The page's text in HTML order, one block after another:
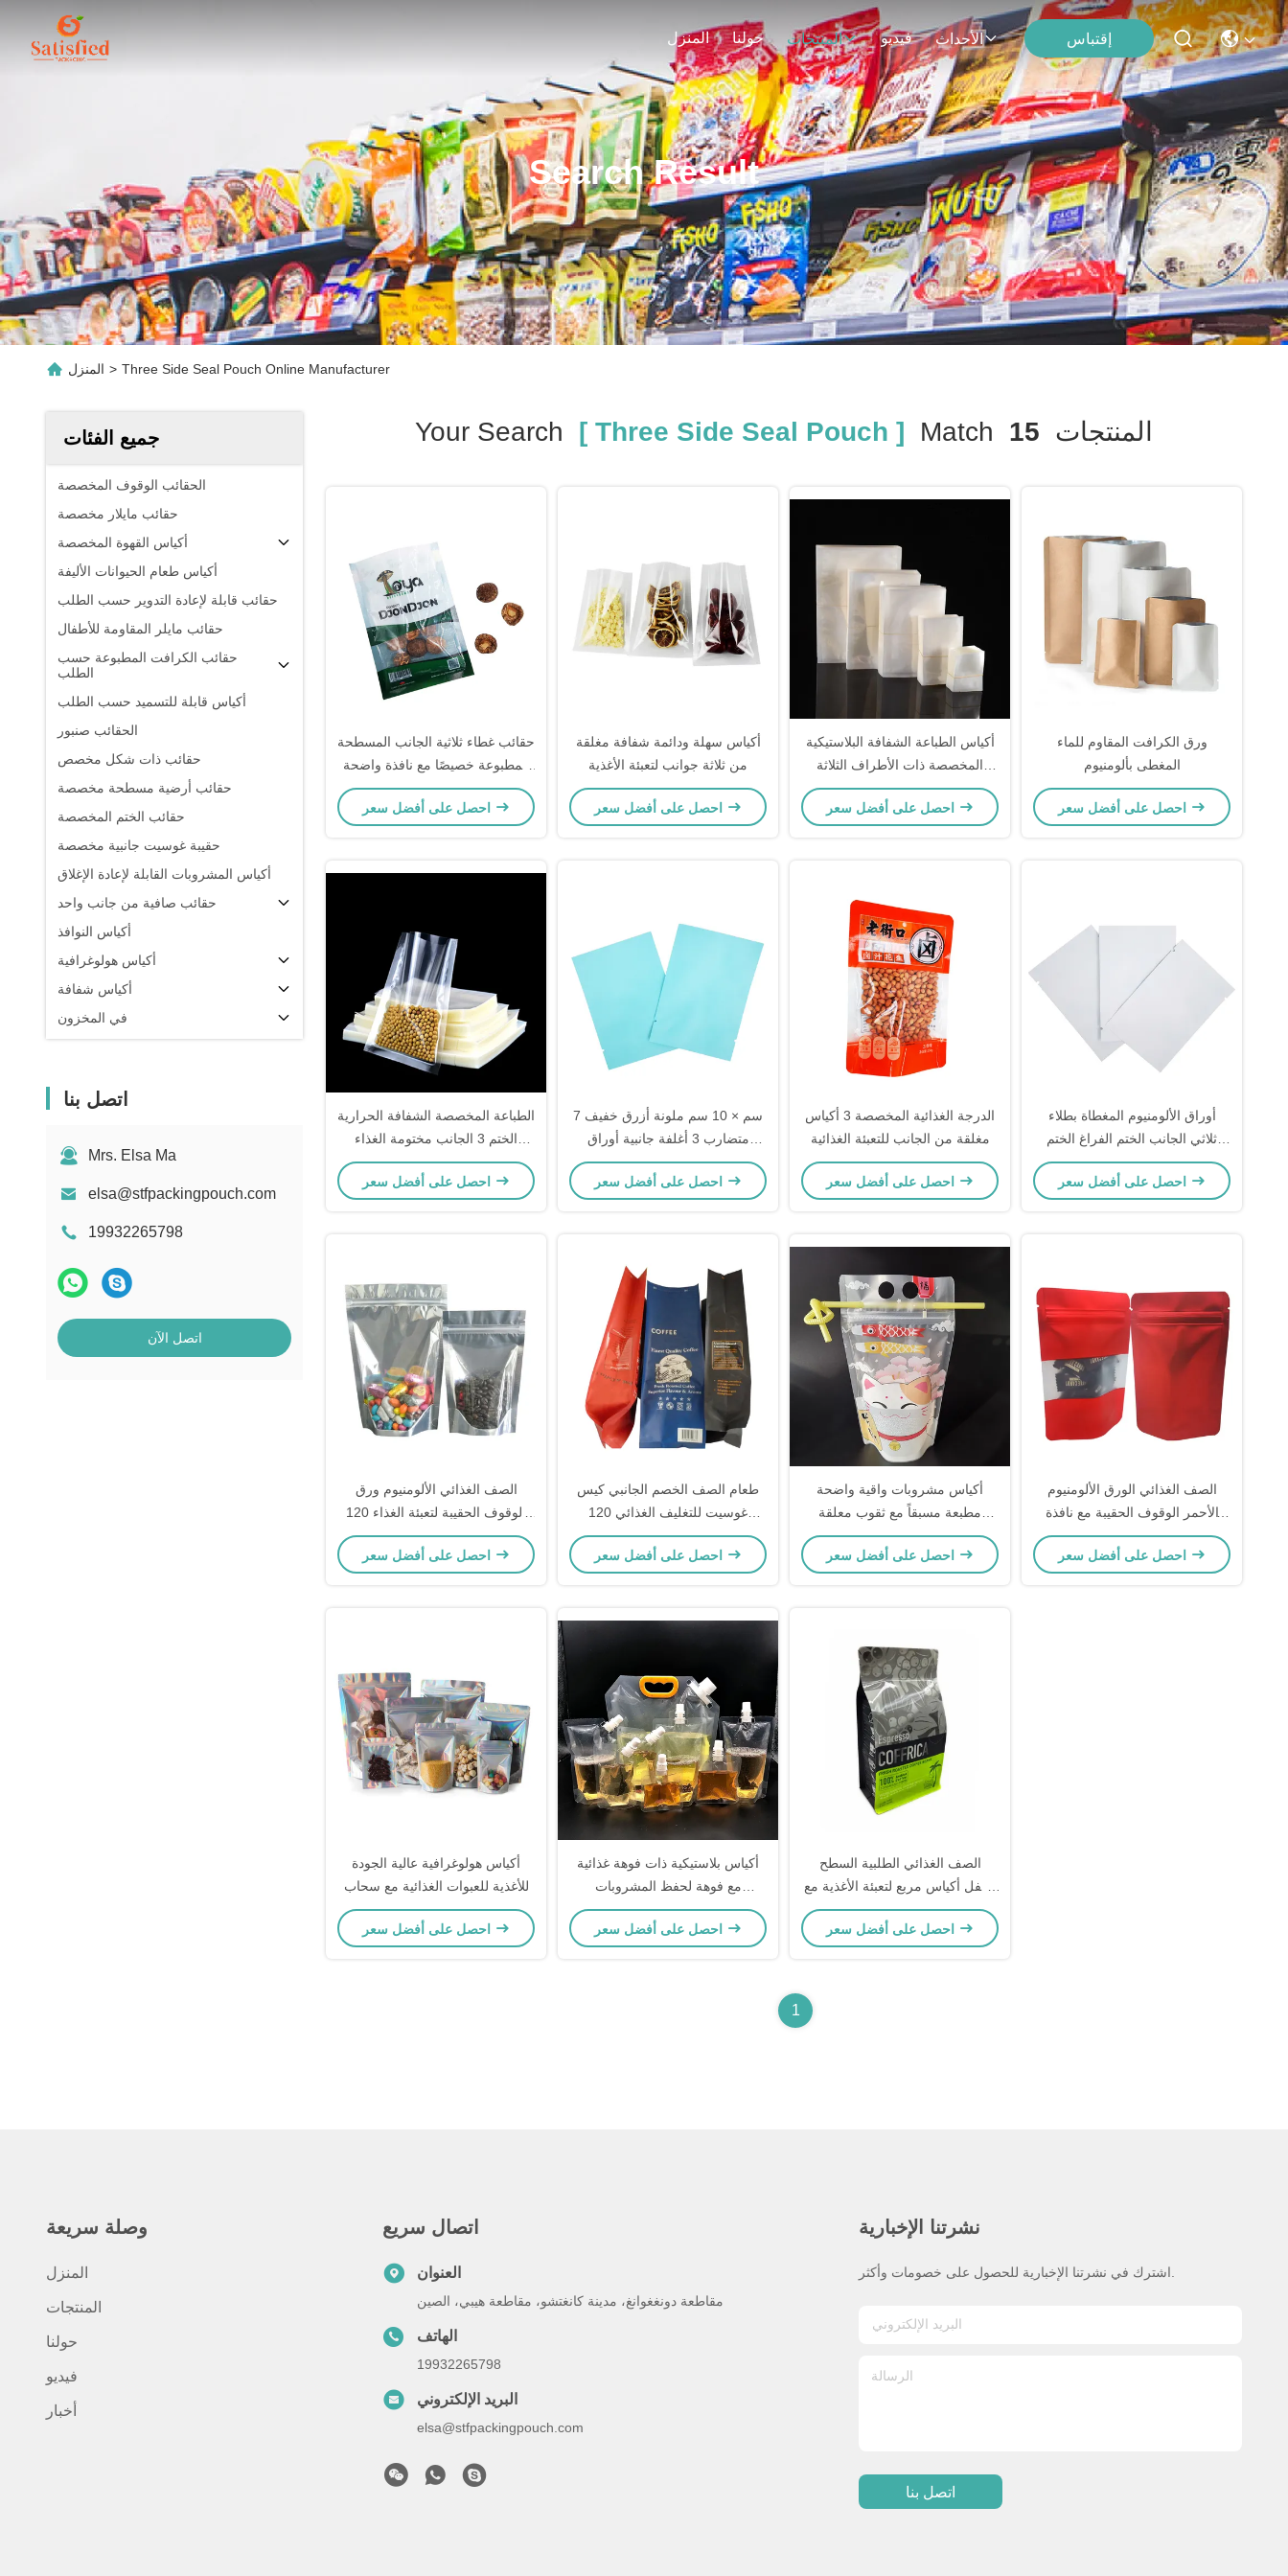
المنزل حولنا المنتجات فيديو الأحداث إقتباس
Search Result
المنزل > Three Side Seal Pouch Online Manufacturer
جميع الفئات
الحقائب الوقوف المخصصة
حقائب مايلار مخصصة
أكياس القهوة المخصصة
أكياس طعام الحيوانات الأليفة
حقائب قابلة لإعادة التدوير حسب الطلب
حقائب مايلر المقاومة للأطفال
حقائب الكرافت المطبوعة حسب
الطلب
أكياس قابلة للتسميد حسب الطلب
الحقائب صنبور
حقائب ذات شكل مخصص
حقائب أرضية مسطحة مخصصة
حقائب الختم المخصصة
حقيبة غوسيت جانبية مخصصة
أكياس المشروبات القابلة لإعادة الإغلاق
حقائب صافية من جانب واحد
أكياس النوافذ
أكياس هولوغرافية
أكياس شفافة
في المخزون
اتصل بنا
Mrs. Elsa Ma
elsa@stfpackingpouch.com
19932265798
اتصل الآن
Your Search [ Three Side Seal Pouch ] Match 15 المنتجات
حقائب غطاء ثلاثية الجانب المسطحة
المطبوعة خصيصًا مع نافذة واضحة
لتخزين التوابل
أكياس سهلة ودائمة شفافة مغلقة
من ثلاثة جوانب لتعبئة الأغذية
أكياس الطباعة الشفافة البلاستيكية
المخصصة ذات الأطراف الثلاثة
المغلقة
ورق الكرافت المقاوم للماء
المغطى بألومنيوم
الطباعة المخصصة الشفافة الحرارية
الختم 3 الجانب مختومة الغذاء
الصف التعبئة المرنة
7 سم × 10 سم ملونة أزرق خفيف
متضارب 3 أغلفة جانبية أوراق
ألومنيوم مسطحة أكياس مايلار
لأوراق الشاي ، ووجبات خفيفة ،
الدرجة الغذائية المخصصة 3 أكياس
مغلقة من الجانب للتعبئة الغذائية
أوراق الألومنيوم المغطاة بطلاء
ثلاثي الجانب الختم الفراغ الختم
البيضاء المختلطة أكياس مايلر كيس
للأغذية والوجبات الخفيفة، الملحقات
الصف الغذائي الألومنيوم ورق
الوقوف الحقيبة لتعبئة الغذاء 120
ميكرون لكل جانب
طعام الصف الخصم الجانبي كيس
غوسيت للتغليف الغذائي 120
ميكرون لكل جانب
أكياس مشروبات واقية واضحة
مطبعة مسبقاً مع ثقوب معلقة
وأقراص ملونة
الصف الغذائي الورق الألومنيوم
الأحمر الوقوف الحقيبة مع نافذة
مستطيلة مع سحاب
أكياس هولوغرافية عالية الجودة
للأغذية للعبوات الغذائية مع سحاب
أكياس بلاستيكية ذات فوهة غذائية
مع فوهة لحفظ المشروبات
والسوائل
الصف الغذائي الطلبية السطح
أسفل أكياس مربع لتعبئة الأغذية مع
سحاب
1
وصلة سريعة
المنزل
المنتجات
حولنا
فيديو
أخبار
اتصال سريع
العنوان
مقاطعة دونغغوانغ، مدينة كانغتشو، مقاطعة هيبي، الصين
الهاتف
19932265798
البريد الإلكتروني
elsa@stfpackingpouch.com
نشرتنا الإخبارية
اتصل بنا